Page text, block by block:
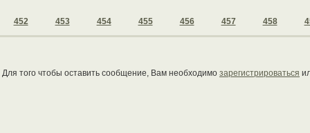
452 453 454 455 456 457 458
Для того чтобы оставить сообщение, Вам необходимо зарегистрироваться